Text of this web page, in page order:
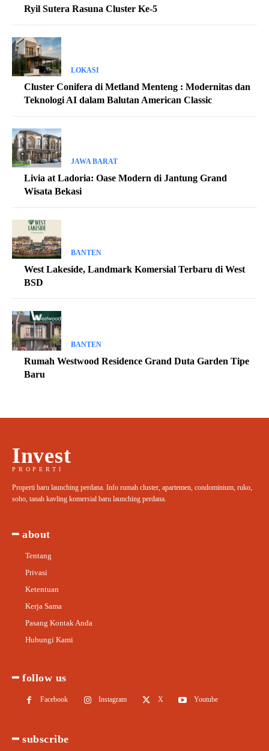
Ryil Sutera Rasuna Cluster Ke-5
LOKASI
Cluster Conifera di Metland Menteng : Modernitas dan
Teknologi AI dalam Balutan American Classic
JAWA BARAT
Livia at Ladoria: Oase Modern di Jantung Grand
Wisata Bekasi
BANTEN
West Lakeside, Landmark Komersial Terbaru di West
BSD
BANTEN
Rumah Westwood Residence Grand Duta Garden Tipe
Baru
Invest
PROPERTI
Properti baru launching perdana. Info rumah cluster, apartemen, condominium, ruko,
soho, tanah kavling komersial baru launching perdana.
━ about
Tentang
Privasi
Ketentuan
Kerja Sama
Pasang Kontak Anda
Hubungi Kami
━ follow us
Facebook Instagram X Youtube
━ subscribe